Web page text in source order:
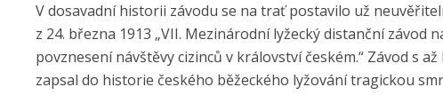
V dosavadní historii závodu se na trať postavilo už
z 24. března 1913 „VII. Mezinárodní lyžecký distanční závod
povznesení návštěvy cizinců v království českém.“ Závod s
zapsal do historie českého běžeckého lyžování tragickou